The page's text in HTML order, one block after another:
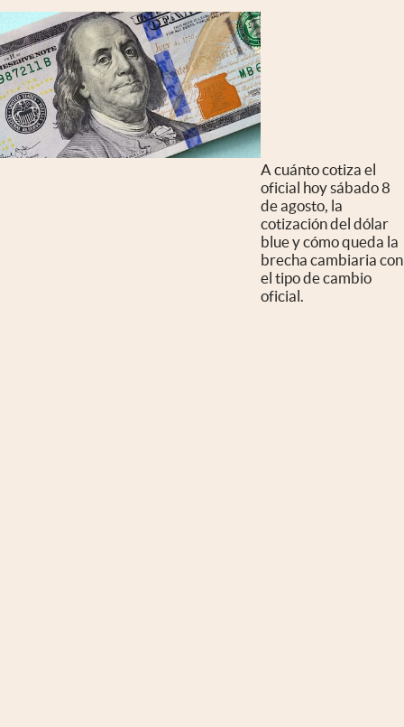
A cuánto cotiza el
oficial hoy sábado 8
de agosto, la
cotización del dólar
blue y cómo queda la
brecha cambiaria con
el tipo de cambio
oficial.